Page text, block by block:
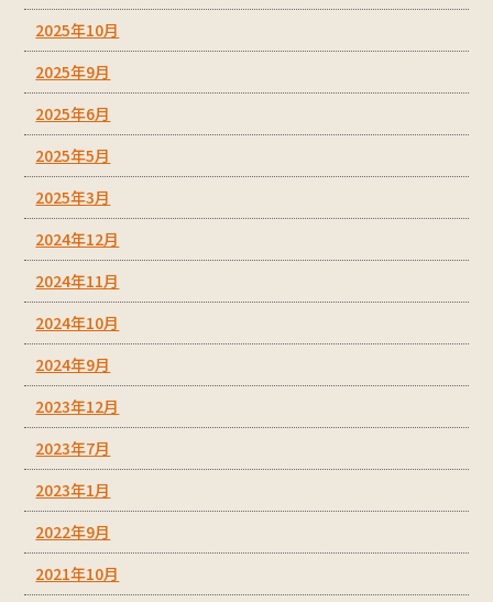
2025年10月
2025年9月
2025年6月
2025年5月
2025年3月
2024年12月
2024年11月
2024年10月
2024年9月
2023年12月
2023年7月
2023年1月
2022年9月
2021年10月